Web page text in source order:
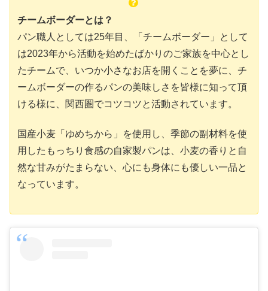
チームボーダーとは？
パン職人としては25年目、「チームボーダー」として
は2023年から活動を始めたばかりのご家族を中心とし
たチームで、いつか小さなお店を開くことを夢に、チ
ームボーダーの作るパンの美味しさを皆様に知って頂
ける様に、関西圏でコツコツと活動されています。
国産小麦「ゆめちから」を使用し、季節の副材料を使
用したもっちり食感の自家製パンは、小麦の香りと自
然な甘みがたまらない、心にも身体にも優しい一品と
なっています。